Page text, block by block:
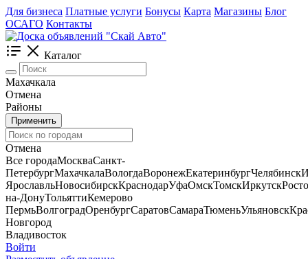
Для бизнеса Платные услуги Бонусы Карта Магазины Блог
ОСАГО Контакты
Каталог
Махачкала
Отмена
Районы
Применить
Отмена
Все городаМоскваСанкт-
ПетербургМахачкалаВологдаВоронежЕкатеринбургЧелябинск
ЯрославльНовосибирскКраснодарУфаОмскТомскИркутск
на-ДонуТольяттиКемерово
ПермьВолгоградОренбургСаратовСамараТюменьУльяновск
Новгород
Владивосток
Войти